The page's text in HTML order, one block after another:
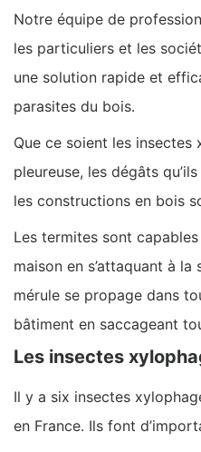
Notre équipe de
les particuliers et les
une solution rapide et
parasites du bois.
Que ce soient les insectes
pleureuse, les dégâts
les constructions en bois
Les termites sont
maison en s’attaquant à
mérule se propage dans
bâtiment en saccageant
Les insectes
Il y a six insectes
en France. Ils font